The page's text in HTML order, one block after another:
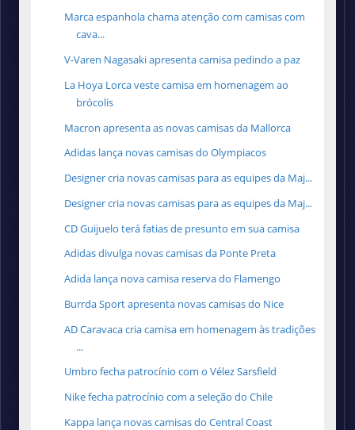
Marca espanhola chama atenção com camisas com
cava...
V-Varen Nagasaki apresenta camisa pedindo a paz
La Hoya Lorca veste camisa em homenagem ao
brócolis
Macron apresenta as novas camisas da Mallorca
Adidas lança novas camisas do Olympiacos
Designer cria novas camisas para as equipes da Maj...
Designer cria novas camisas para as equipes da Maj...
CD Guijuelo terá fatias de presunto em sua camisa
Adidas divulga novas camisas da Ponte Preta
Adida lança nova camisa reserva do Flamengo
Burrda Sport apresenta novas camisas do Nice
AD Caravaca cria camisa em homenagem às tradições
...
Umbro fecha patrocínio com o Vélez Sarsfield
Nike fecha patrocínio com a seleção do Chile
Kappa lança novas camisas do Central Coast